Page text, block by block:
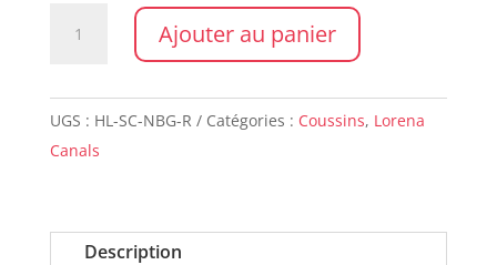
RECTANGULAIRE
Ajouter au panier
UGS : HL-SC-NBG-R Catégories : Coussins, Lorena
Canals
Description